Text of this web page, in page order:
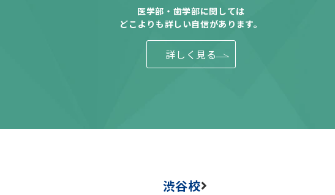
医学部・歯学部に関しては
どこよりも詳しい自信があります。
詳しく見る
渋谷校